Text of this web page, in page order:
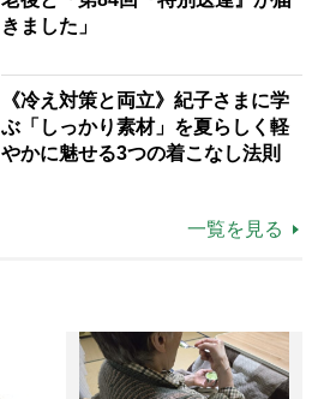
きました」
《冷え対策と両立》紀子さまに学
ぶ「しっかり素材」を夏らしく軽
やかに魅せる3つの着こなし法則
一覧を見る